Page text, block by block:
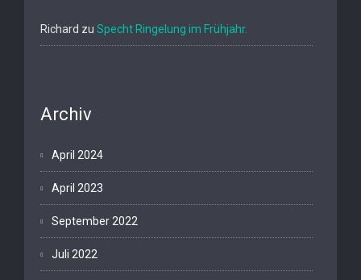
Richard zu Specht Ringelung im Frühjahr.
Archiv
April 2024
April 2023
September 2022
Juli 2022